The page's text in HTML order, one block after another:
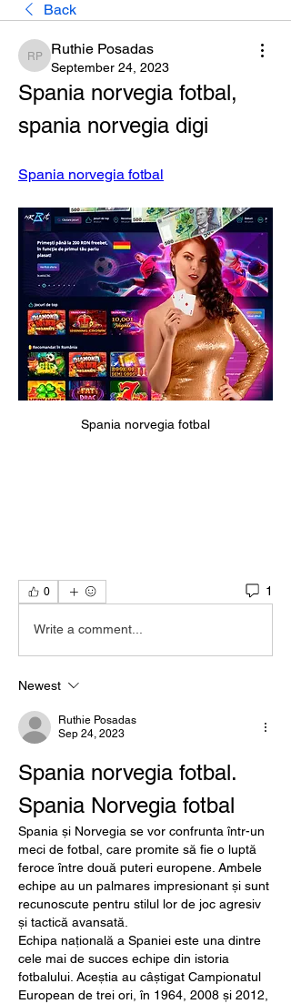
Back
Ruthie Posadas
Ruthie Posadas
September 24, 2023
Spania norvegia fotbal,
spania norvegia digi
Spania norvegia fotbal
Spania norvegia fotbal
0 1
Write a comment...
Newest
Ruthie Posadas
Sep 24, 2023
Spania norvegia fotbal.
Spania Norvegia fotbal
Spania și Norvegia se vor confrunta într-un
meci de fotbal, care promite să fie o luptă
feroce între două puteri europene. Ambele
echipe au un palmares impresionant și sunt
recunoscute pentru stilul lor de joc agresiv
și tactică avansată.
Echipa națională a Spaniei este una dintre
cele mai de succes echipe din istoria
fotbalului. Aceștia au câștigat Campionatul
European de trei ori, în 1964, 2008 și 2012,